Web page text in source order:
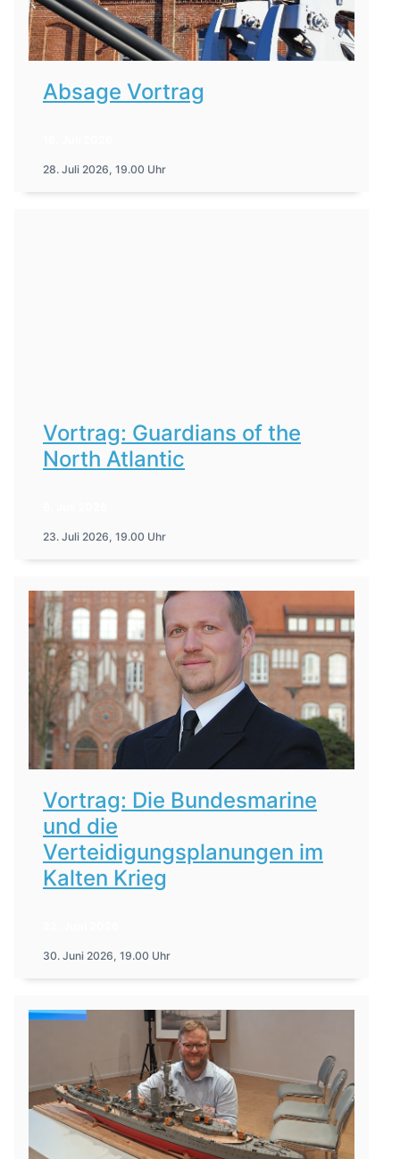
Absage Vortrag
28. Juli 2026, 19.00 Uhr
Vortrag: Guardians of the
North Atlantic
23. Juli 2026, 19.00 Uhr
Vortrag: Die Bundesmarine
und die
Verteidigungsplanungen im
Kalten Krieg
30. Juni 2026, 19.00 Uhr